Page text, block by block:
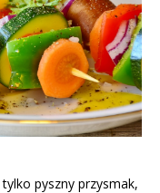
pyszny przysmak,